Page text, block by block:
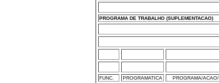
PROGRAMA DE TRABALHO (SUPLEMENTACAO)
FUNC. PROGRAMATICA PROGRAMA/